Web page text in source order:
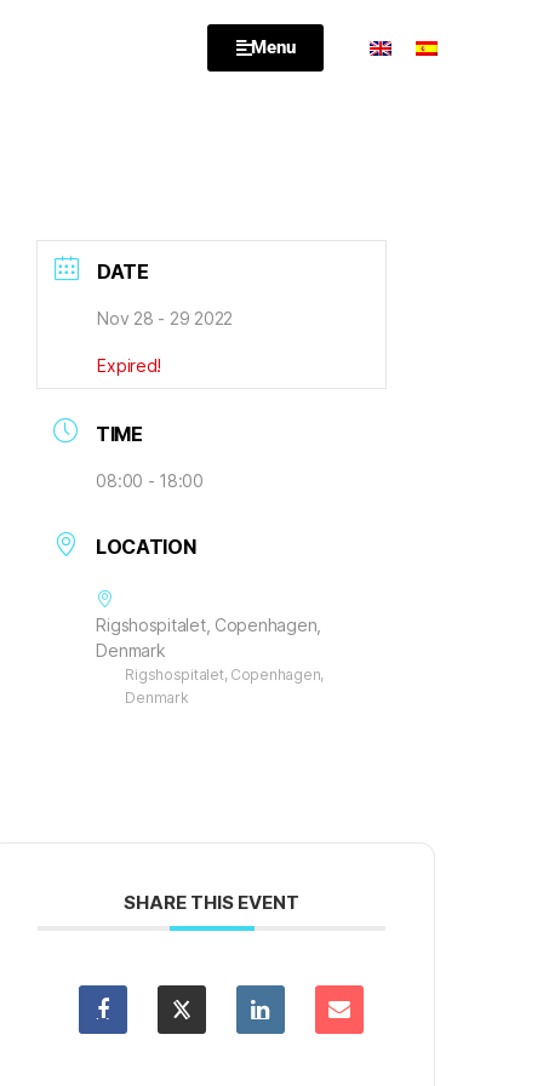
Menu
DATE
Nov 28 - 29 2022
Expired!
TIME
08:00 - 18:00
LOCATION
Rigshospitalet, Copenhagen,
Denmark
Rigshospitalet, Copenhagen,
Denmark
SHARE THIS EVENT